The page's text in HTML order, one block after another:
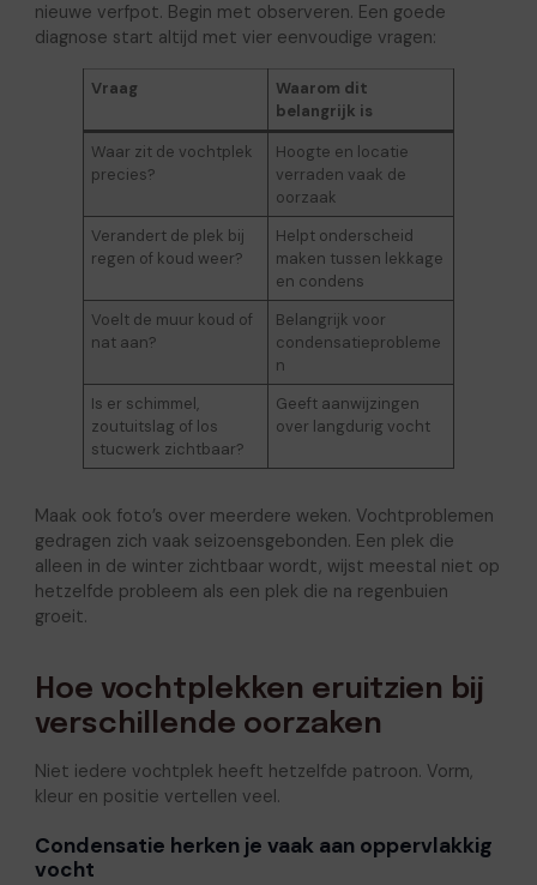
nieuwe verfpot. Begin met observeren. Een goede
diagnose start altijd met vier eenvoudige vragen:
Vraag
Waarom dit
belangrijk is
Waar zit de vochtplek
precies?
Hoogte en locatie
verraden vaak de
oorzaak
Verandert de plek bij
regen of koud weer?
Helpt onderscheid
maken tussen lekkage
en condens
Voelt de muur koud of
nat aan?
Belangrijk voor
condensatieprobleme
n
Is er schimmel,
zoutuitslag of los
stucwerk zichtbaar?
Geeft aanwijzingen
over langdurig vocht
Maak ook foto’s over meerdere weken. Vochtproblemen
gedragen zich vaak seizoensgebonden. Een plek die
alleen in de winter zichtbaar wordt, wijst meestal niet op
hetzelfde probleem als een plek die na regenbuien
groeit.
Hoe vochtplekken eruitzien bij
verschillende oorzaken
Niet iedere vochtplek heeft hetzelfde patroon. Vorm,
kleur en positie vertellen veel.
Condensatie herken je vaak aan oppervlakkig
vocht